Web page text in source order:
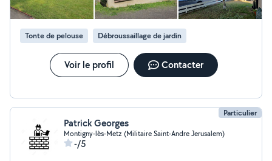
Tonte de pelouse Débroussaillage de jardin
Voir le profil Contacter
Particulier
Patrick Georges
Montigny-lès-Metz (Militaire Saint-Andre Jerusalem)
-/5